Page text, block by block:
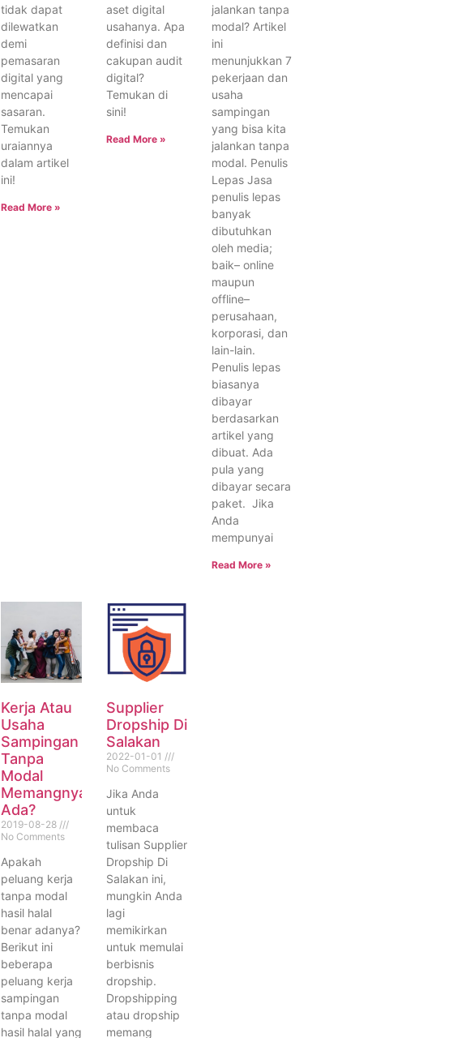
tidak dapat
dilewatkan
demi
pemasaran
digital yang
mencapai
sasaran.
Temukan
uraiannya
dalam artikel
ini!
Read More »
aset digital
usahanya. Apa
definisi dan
cakupan audit
digital?
Temukan di
sini!
Read More »
jalankan tanpa
modal? Artikel
ini
menunjukkan 7
pekerjaan dan
usaha
sampingan
yang bisa kita
jalankan tanpa
modal. Penulis
Lepas Jasa
penulis lepas
banyak
dibutuhkan
oleh media;
baik– online
maupun
offline–
perusahaan,
korporasi, dan
lain-lain.
Penulis lepas
biasanya
dibayar
berdasarkan
artikel yang
dibuat. Ada
pula yang
dibayar secara
paket. Jika
Anda
mempunyai
Read More »
Kerja Atau
Usaha
Sampingan
Tanpa
Modal
Memangnya
Ada?
2019-08-28
No Comments
Apakah
peluang kerja
tanpa modal
hasil halal
benar adanya?
Berikut ini
beberapa
peluang kerja
sampingan
tanpa modal
hasil halal yang
Supplier
Dropship Di
Salakan
2022-01-01
No Comments
Jika Anda
untuk
membaca
tulisan Supplier
Dropship Di
Salakan ini,
mungkin Anda
lagi
memikirkan
untuk memulai
berbisnis
dropship.
Dropshipping
atau dropship
memang